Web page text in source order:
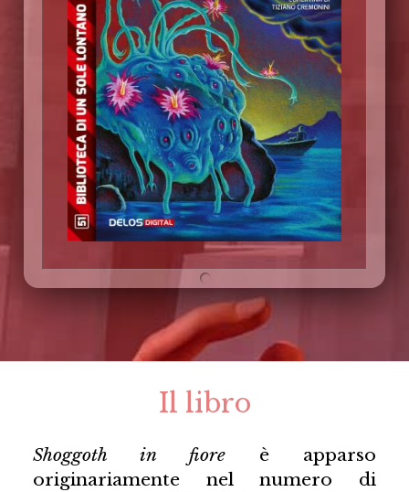
Il libro
Shoggoth in fiore è apparso
originariamente nel numero di